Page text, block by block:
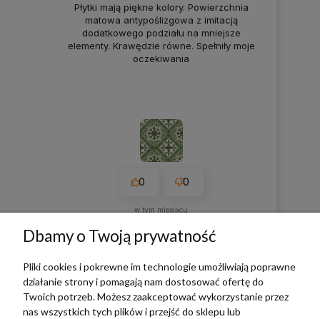
Płytki mają piękne kolory. Powierzchnia
matowa antypoślizgowa z imitacją
dodatkowego podziału na mniejsze
elementy. Krawędzie równe. Spełniły moje
oczekiwania
0 0
w tym miesiącu
Dbamy o Twoją prywatność
Pliki cookies i pokrewne im technologie umożliwiają poprawne
działanie strony i pomagają nam dostosować ofertę do
Twoich potrzeb. Możesz zaakceptować wykorzystanie przez
nas wszystkich tych plików i przejść do sklepu lub